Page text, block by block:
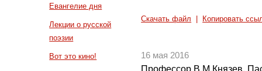
Евангелие дня
Лекции о русской
поэзии
Вот это кино!
Скачать файл Копировать
16 мая 2016